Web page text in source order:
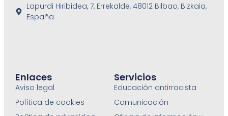
Servicios
Educación antirracista
Comunicación
Enlaces
Aviso legal
Política de cookies
Lapurdi Hiribidea, 7, Errekalde, 48012 Bilbao, Bizkaia,
España